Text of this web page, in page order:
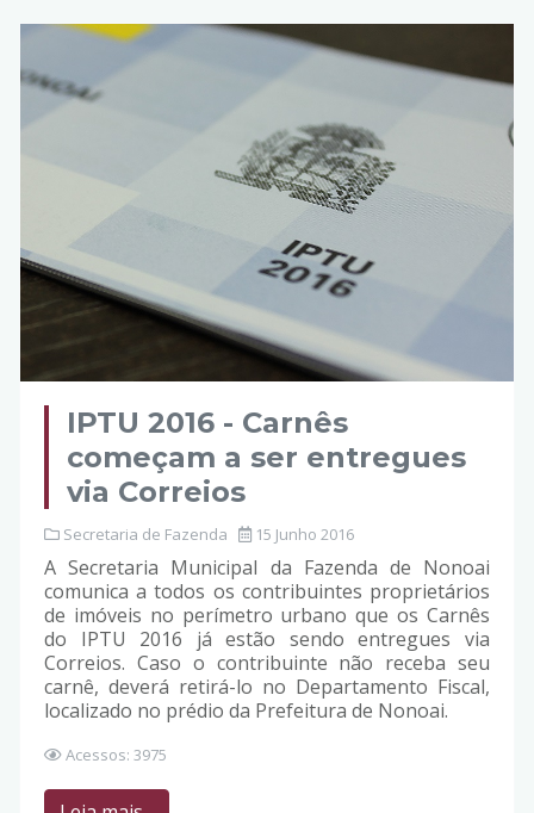
IPTU 2016 - Carnês
começam a ser entregues
via Correios
Secretaria de Fazenda 15 Junho 2016
A Secretaria Municipal da Fazenda de Nonoai
comunica a todos os contribuintes proprietários
de imóveis no perímetro urbano que os Carnês
do IPTU 2016 já estão sendo entregues via
Correios. Caso o contribuinte não receba seu
carnê, deverá retirá-lo no Departamento Fiscal,
localizado no prédio da Prefeitura de Nonoai.
Acessos: 3975